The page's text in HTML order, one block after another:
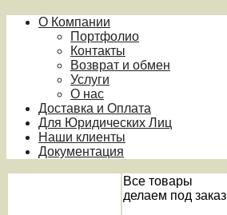
О Компании
Портфолио
Контакты
Возврат и обмен
Услуги
О нас
Доставка и Оплата
Для Юридических Лиц
Наши клиенты
Документация
Все товары
делаем под заказ